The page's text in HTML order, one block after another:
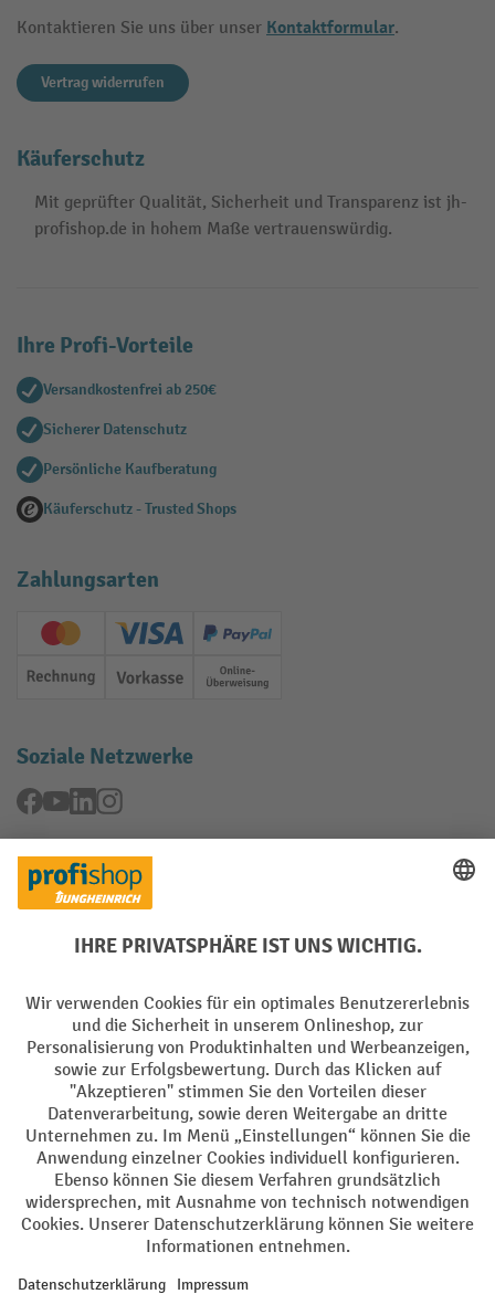
Kontaktieren Sie uns über unser Kontaktformular.
Vertrag widerrufen
Käuferschutz
Mit geprüfter Qualität, Sicherheit und Transparenz ist jh-
profishop.de in hohem Maße vertrauenswürdig.
Ihre Profi-Vorteile
Versandkostenfrei ab 250€
Sicherer Datenschutz
Persönliche Kaufberatung
Käuferschutz - Trusted Shops
Zahlungsarten
Creditcard (Master)Creditcard (Visa)
PayPal
Rechnung Vorkasse Online-Überweisung
Soziale Netzwerke
Facebook
YouTubeLinkedInInstagram
Rücknahme-Services
Batterie Rückname
AGB Impressum Datenschutz
Barrierefreiheit Grounding Page Privacy Settings
Alle Preise exkl. gesetzl. Mehrwertsteuer zzgl.Versandkosten und ggf.
Nachnahmegebühren, wenn nicht anders angegeben.
¹ Der Rabatt gilt so lange der Vorrat reicht. Der Rabatt gilt nicht auf